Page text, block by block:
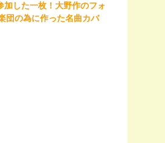
した一枚！大野作のフォ
団の為に作った名曲カバ